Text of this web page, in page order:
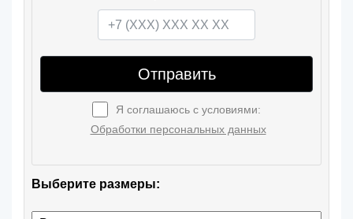
Отправить
Я соглашаюсь с условиями:
Обработки персональных данных
Выберите размеры: